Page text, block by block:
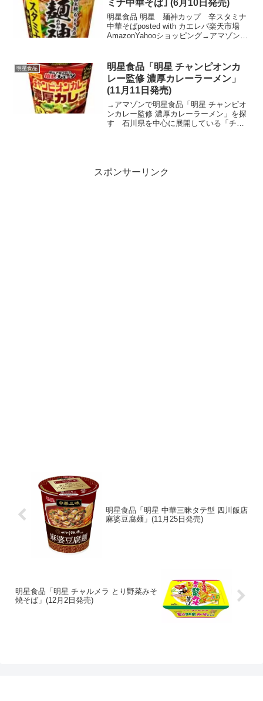
ミナ中華そば｣ (6月10日発売)
明星食品 明星 麺神カップ 辛スタミナ
中華そばposted with カエレバ楽天市場
AmazonYahooショッピング→アマゾンで
麺が3層からなる｢3層麺製法...
明星食品
明星食品「明星 チャンピオンカ
レー監修 濃厚カレーラーメン」
(11月11日発売)
→アマゾンで明星食品「明星 チャンピオ
ンカレー監修 濃厚カレーラーメン」を探
す 石川県を中心に展開している「チャ
スポンサーリンク
明星食品「明星 中華三昧タテ型 四川飯店
麻婆豆腐麺」(11月25日発売)
明星食品「明星 チャルメラ とり野菜みそ
焼そば」(12月2日発売)